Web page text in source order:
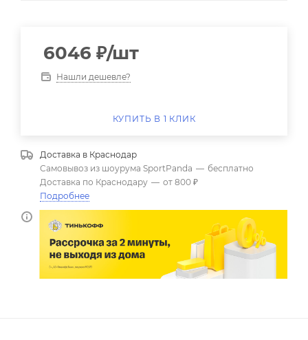
6046 ₽/шт
Нашли дешевле?
КУПИТЬ В 1 КЛИК
Доставка в Краснодар
Самовывоз из шоурума SportPanda — бесплатно
Доставка по Краснодару — от 800 ₽
Подробнее